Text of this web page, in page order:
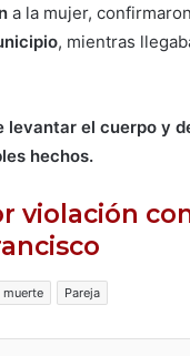
a la mujer,
, mientras
levantar el cuerpo y
hechos.
violación
muerte Pareja